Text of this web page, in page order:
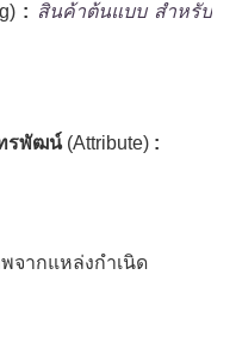
: สินค้าต้นแบบ สำหรับ
รพัฒน์ (Attribute) :
จากแหล่งกำเนิด